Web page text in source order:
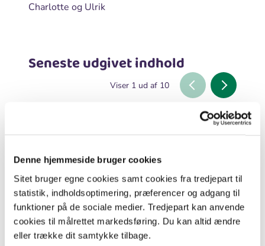
Denne hjemmeside bruger cookies
Sitet bruger egne cookies samt cookies fra tredjepart til
statistik, indholdsoptimering, præferencer og adgang til
funktioner på de sociale medier. Tredjepart kan anvende
cookies til målrettet markedsføring. Du kan altid ændre
eller trække dit samtykke tilbage.
Charlotte og Ulrik
Seneste udgivet indhold
Viser 1 ud af 10